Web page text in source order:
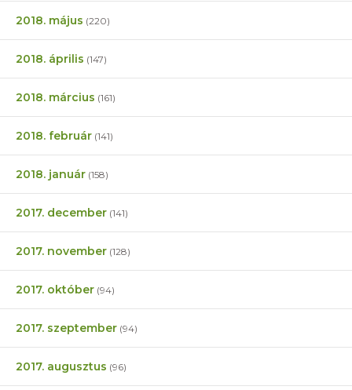
2018. május (220)
2018. április (147)
2018. március (161)
2018. február (141)
2018. január (158)
2017. december (141)
2017. november (128)
2017. október (94)
2017. szeptember (94)
2017. augusztus (96)